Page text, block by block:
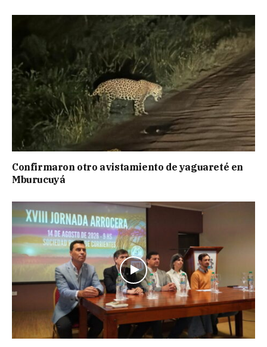
Confirmaron otro avistamiento de yaguareté en
Mburucuyá